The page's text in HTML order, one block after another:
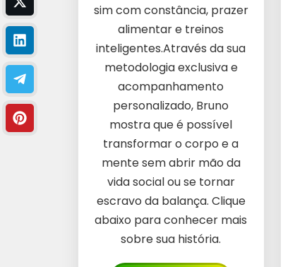
sim com constância, prazer
alimentar e treinos
inteligentes.Através da sua
metodologia exclusiva e
acompanhamento
personalizado, Bruno
mostra que é possível
transformar o corpo e a
mente sem abrir mão da
vida social ou se tornar
escravo da balança. Clique
abaixo para conhecer mais
sobre sua história.